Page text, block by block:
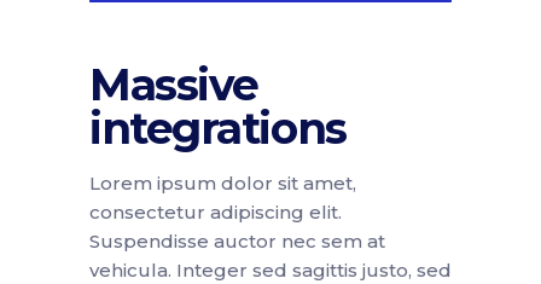
Massive
integrations
Lorem ipsum dolor sit amet,
consectetur adipiscing elit.
Suspendisse auctor nec sem at
vehicula. Integer sed sagittis justo, sed